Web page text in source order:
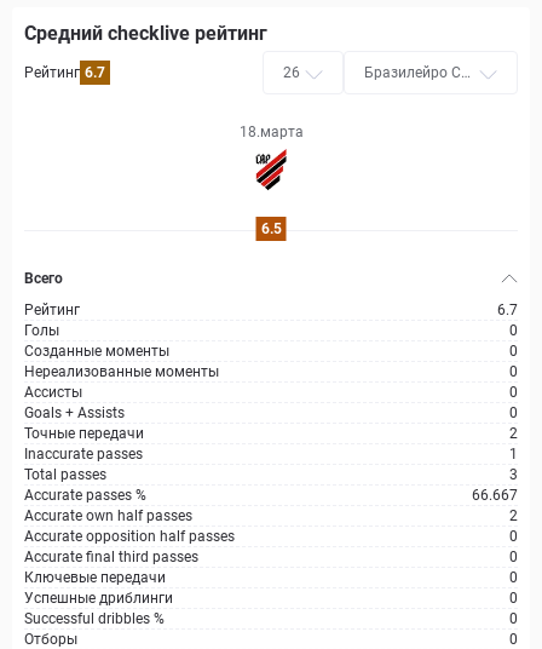
Средний checklive рейтинг
Рейтинг 6.7 26
Бразилейро Се
18.марта
6.5
Всего
Рейтинг
6.7
Голы
0
Созданные моменты
0
Нереализованные моменты
0
Ассисты
0
Goals + Assists
0
Точные передачи
2
Inaccurate passes
1
Total passes
3
Accurate passes %
66.667
Accurate own half passes
2
Accurate opposition half passes
0
Accurate final third passes
0
Ключевые передачи
0
Успешные дриблинги
0
Successful dribbles %
0
Отборы
0